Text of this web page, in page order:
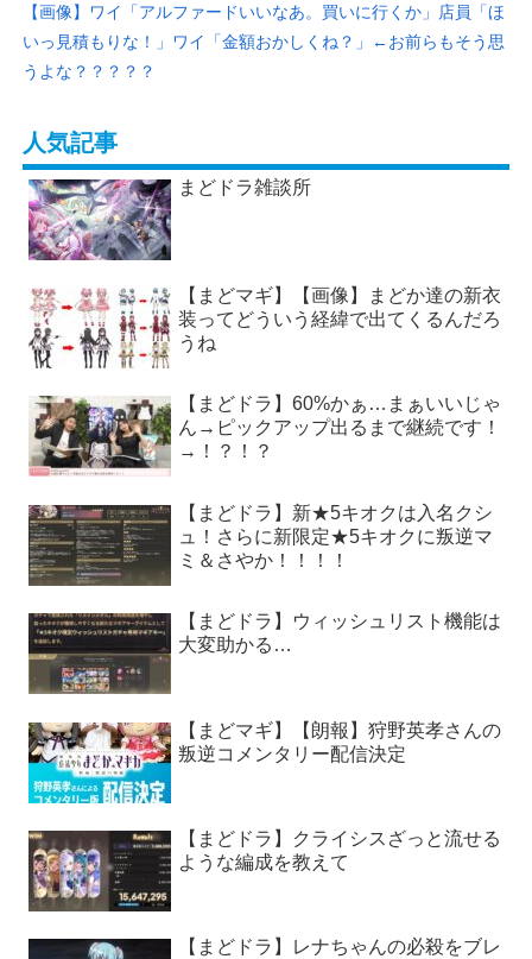
【画像】ワイ「アルファードいいなあ。買いに行くか」店員「ほ
いっ見積もりな！」ワイ「金額おかしくね？」←お前らもそう思
うよな？？？？？
人気記事
まどドラ雑談所
【まどマギ】【画像】まどか達の新衣
装ってどういう経緯で出てくるんだろ
うね
【まどドラ】60%かぁ…まぁいいじゃ
ん→ピックアップ出るまで継続です！
→！？！？
【まどドラ】新★5キオクは入名クシ
ュ！さらに新限定★5キオクに叛逆マ
ミ＆さやか！！！！
【まどドラ】ウィッシュリスト機能は
大変助かる…
【まどマギ】【朗報】狩野英孝さんの
叛逆コメンタリー配信決定
【まどドラ】クライシスざっと流せる
ような編成を教えて
【まどドラ】レナちゃんの必殺をブレ